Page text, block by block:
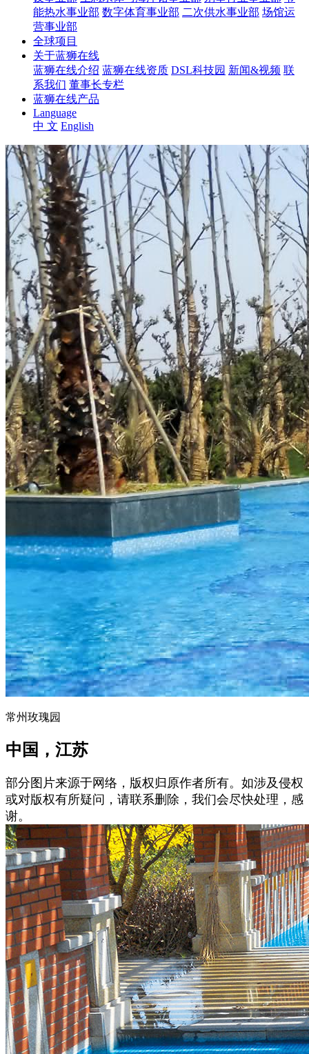
能热水事业部 数字体育事业部 二次供水事业部 场馆运
营事业部
全球项目
关于蓝狮在线
蓝狮在线介绍 蓝狮在线资质 DSL科技园 新闻&视频 联
系我们 董事长专栏
蓝狮在线产品
Language
中 文 English
常州玫瑰园
中国，江苏
部分图片来源于网络，版权归原作者所有。如涉及侵权
或对版权有所疑问，请联系删除，我们会尽快处理，感
谢。